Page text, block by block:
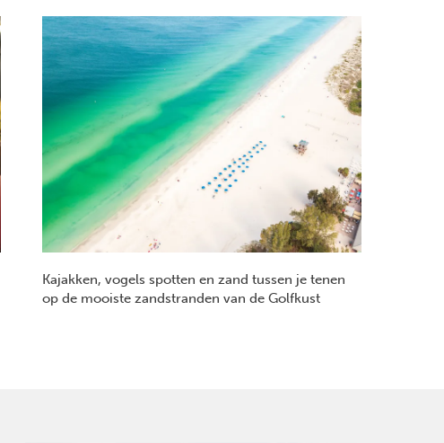
Kajakken, vogels spotten en zand tussen je tenen
op de mooiste zandstranden van de Golfkust